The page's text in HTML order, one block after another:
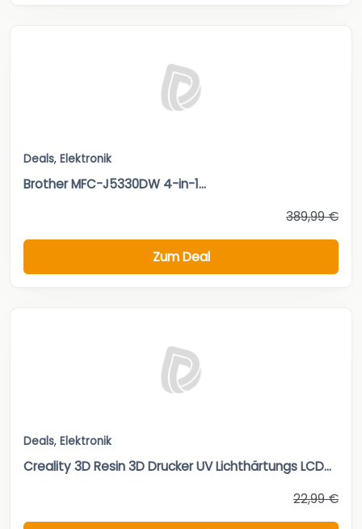
Deals, Elektronik
Brother MFC-J5330DW 4-in-1...
389,99 €
Zum Deal
Deals, Elektronik
Creality 3D Resin 3D Drucker UV Lichthärtungs LCD...
22,99 €